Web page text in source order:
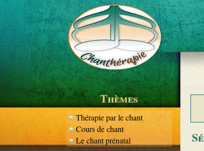
Thèmes
Thérapie par le chant
Cours de chant
Le chant prénatal